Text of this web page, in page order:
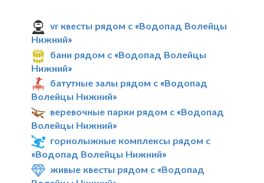
vr квесты рядом с «Водопад Волейцы
Нижний»
бани рядом с «Водопад Волейцы
Нижний»
батутные залы рядом с «Водопад
Волейцы Нижний»
веревочные парки рядом с «Водопад
Волейцы Нижний»
горнолыжные комплексы рядом с
«Водопад Волейцы Нижний»
живые квесты рядом с «Водопад